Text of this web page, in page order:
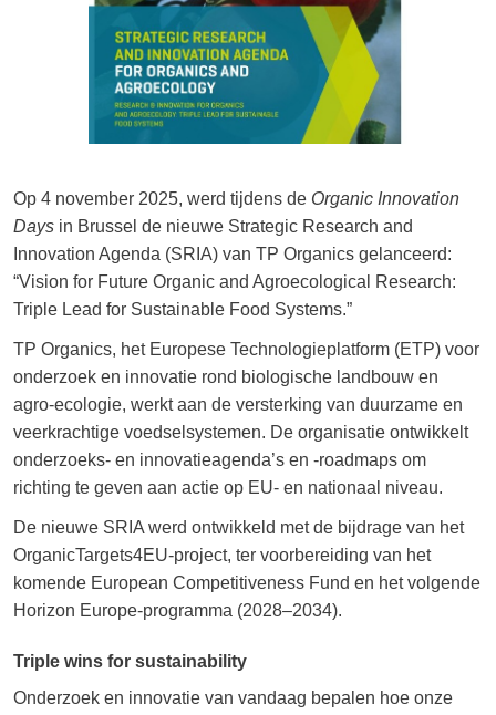
Op 4 november 2025, werd tijdens de Organic Innovation
Days in Brussel de nieuwe Strategic Research and
Innovation Agenda (SRIA) van TP Organics gelanceerd:
“Vision for Future Organic and Agroecological Research:
Triple Lead for Sustainable Food Systems.”
TP Organics, het Europese Technologieplatform (ETP) voor
onderzoek en innovatie rond biologische landbouw en
agro-ecologie, werkt aan de versterking van duurzame en
veerkrachtige voedselsystemen. De organisatie ontwikkelt
onderzoeks- en innovatieagenda’s en -roadmaps om
richting te geven aan actie op EU- en nationaal niveau.
De nieuwe SRIA werd ontwikkeld met de bijdrage van het
OrganicTargets4EU-project, ter voorbereiding van het
komende European Competitiveness Fund en het volgende
Horizon Europe-programma (2028–2034).
Triple wins for sustainability
Onderzoek en innovatie van vandaag bepalen hoe onze